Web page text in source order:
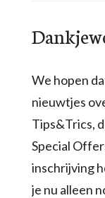
We hopen
nieuwtjes
Tips&Trics,
Special
inschrijving
je nu alleen